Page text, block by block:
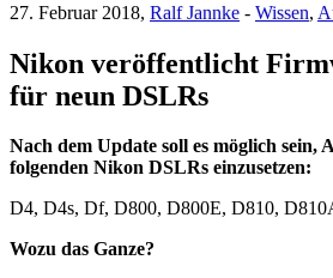
27. Februar 2018, Ralf Jannke - Wissen,
Nikon veröffentlicht
für neun DSLRs
Nach dem Update soll es möglich sein,
folgenden Nikon DSLRs einzusetzen:
D4, D4s, Df, D800, D800E, D810,
Wozu das Ganze?